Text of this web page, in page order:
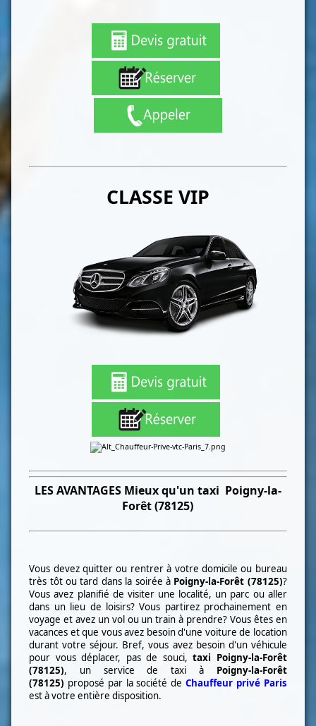
CLASSE VIP
LESAVANTAGES Mieux qu'un taxi Poigny-la-
Forêt (78125)
Vous devez quitter ou rentrer à votre domicile ou bureau
très tôt ou tard dans la soirée à Poigny-la-Forêt (78125)?
Vous avez planifié de visiter une localité, un parc ou aller
dans un lieu de loisirs? Vous partirez prochainement en
voyage et avez un vol ou un train à prendre? Vous êtes en
vacances et que vous avez besoin d'une voiture de location
durant votre séjour. Bref, vous avez besoin d'un véhicule
pour vous déplacer, pas de souci,taxi Poigny-la-Forêt
(78125), un service de taxi à Poigny-la-Forêt
(78125) proposé par la société deChauffeur privé Paris
est à votre entière disposition.